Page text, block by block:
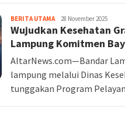
BERITA UTAMAAltarnews
28 November 2025
Wujudkan Kesehatan
Lampung Komitmen
AltarNews.com—Bandar
lampung melalui Dinas
tunggakan Program